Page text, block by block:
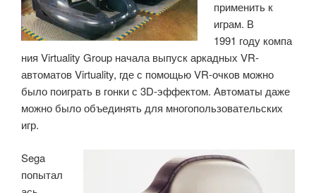
применить к
играм. В
1991 году компа
ния Virtuality Group начала выпуск аркадных VR-
автоматов Virtuality, где с помощью VR-очков можно
было поиграть в гонки с 3D-эффектом. Автоматы даже
можно было объединять для многопользовательских
игр.
Sega
попытал